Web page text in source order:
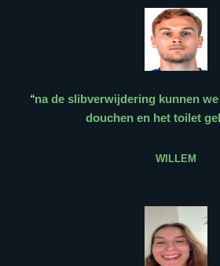
“na de slibverwijdering kunnen
douchen en het toilet
WILLEM